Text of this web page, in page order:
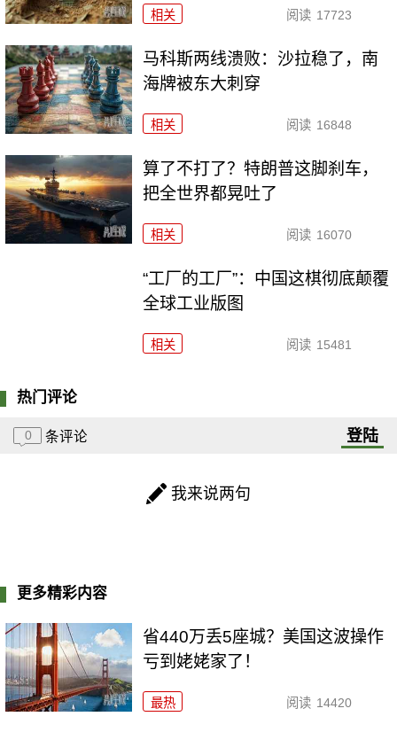
相关 阅读 17723
马科斯两线溃败：沙拉稳了，南
海牌被东大刺穿
相关 阅读 16848
算了不打了？特朗普这脚刹车，
把全世界都晃吐了
相关 阅读 16070
“工厂的工厂”：中国这棋彻底颠覆
全球工业版图
相关 阅读 15481
热门评论
0 条评论 登陆
我来说两句
更多精彩内容
省440万丢5座城？美国这波操作
亏到姥姥家了！
最热 阅读 14420